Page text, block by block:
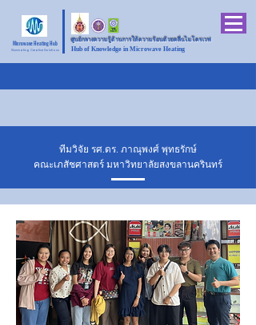
Microwave Heating Hub ศูนย์กลางความรู้ด้านการให้ความร้อนด้วยคลื่นไมโครเวฟ
Hub of Knowledge in Microwave Heating
Illuminating Creative Solutions
ทีมวิจัย รศ.ดร. ภาณุพงศ์ พุทธรักษ์
คณะเภสัชศาสตร์ มหาวิทยาลัยสงขลานครินทร์